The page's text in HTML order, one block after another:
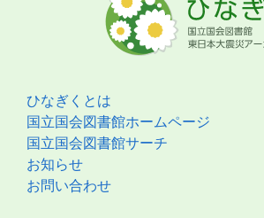
ひなぎくとは
国立国会図書館ホームページ
国立国会図書館サーチ
お知らせ
お問い合わせ